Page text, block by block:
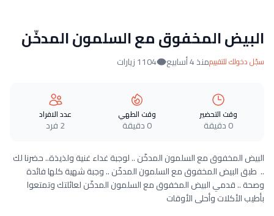
البيض المخفوق مع السلمون المدخّن
سجّل دخولك للتقييممنذ 4 أسابيع 1104 زيارات
وقت التحضير
0 دقيقة
وقت الطهي
0 دقيقة
عدد الافراد
2 فرد
البيض المخفوق مع السلمون المدخّن .. لوجبة غداء غنية ولذيذة.. حضرنا لك
.. طبق البيض المخفوق مع السلمون المدخّن .. وجبة شهية كلها فائدة
وصحة .. قدمي البيض المخفوق مع السلمون المدخّن لعائلتك وتمتعوا
بأطيب الأكلات وأحلى الأوقات